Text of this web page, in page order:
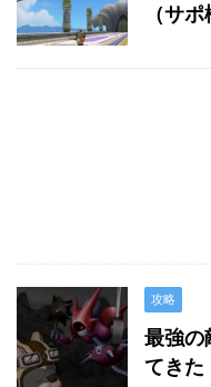
（サポ
攻略
最強の
てきた